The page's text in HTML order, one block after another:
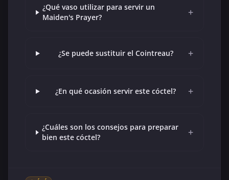
¿Qué vaso utilizar para servir un
Maiden's Prayer?
+
¿Se puede sustituir el Cointreau? +
¿En qué ocasión servir este cóctel? +
¿Cuáles son los consejos para preparar
bien este cóctel?
+